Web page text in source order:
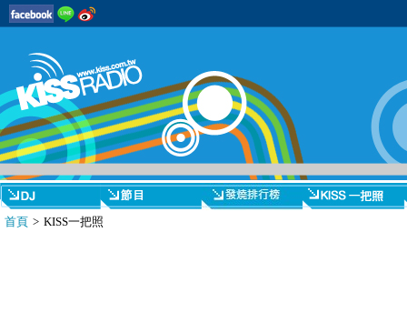
首頁 > KISS一把照